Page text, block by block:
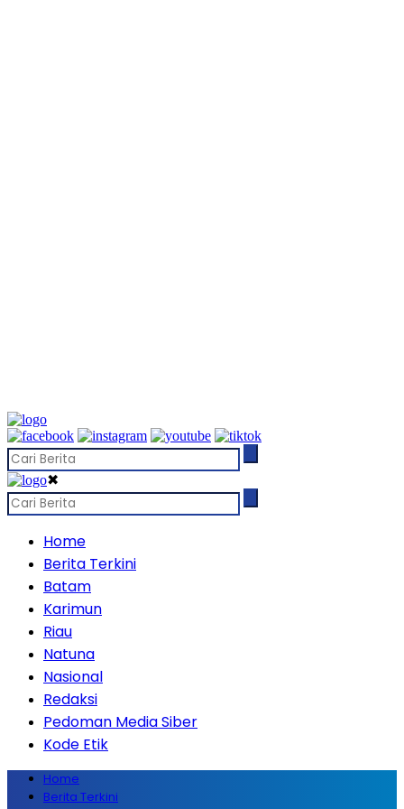
✖
Home
Berita Terkini
Batam
Karimun
Riau
Natuna
Nasional
Redaksi
Pedoman Media Siber
Kode Etik
Home
Berita Terkini